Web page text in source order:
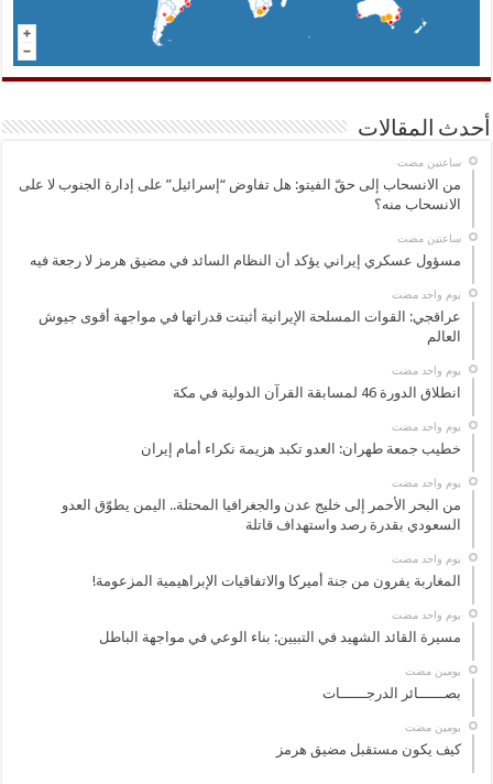
أحدث المقالات
‏ساعتين مضت
من الانسحاب إلى حقّ الفيتو: هل تفاوض “إسرائيل” على إدارة الجنوب لا على
الانسحاب منه؟
‏ساعتين مضت
مسؤول عسكري إيراني يؤكد أن النظام السائد في مضيق هرمز لا رجعة فيه
‏يوم واحد مضت
عراقجي: القوات المسلحة الإيرانية أثبتت قدراتها في مواجهة أقوى جيوش
العالم
‏يوم واحد مضت
انطلاق الدورة 46 لمسابقة القرآن الدولية في مكة
‏يوم واحد مضت
خطيب جمعة طهران: العدو تكبد هزيمة نكراء أمام إيران
‏يوم واحد مضت
من البحر الأحمر إلى خليج عدن والجغرافيا المحتلة.. اليمن يطوّق العدو
السعودي بقدرة رصد واستهداف قاتلة
‏يوم واحد مضت
المغاربة يفرون من جنة أميركا والاتفاقيات الإبراهيمية المزعومة!
‏يوم واحد مضت
مسيرة القائد الشهيد في التبيين: بناء الوعي في مواجهة الباطل
‏يومين مضت
بصــــــائر الدرجــــــات
‏يومين مضت
كيف يكون مستقبل مضيق هرمز